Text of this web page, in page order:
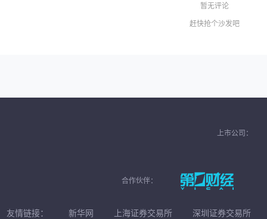
暂无评论
赶快抢个沙发吧
上市公司：
合作伙伴：
友情链接： 新华网 上海证券交易所 深圳证券交易所